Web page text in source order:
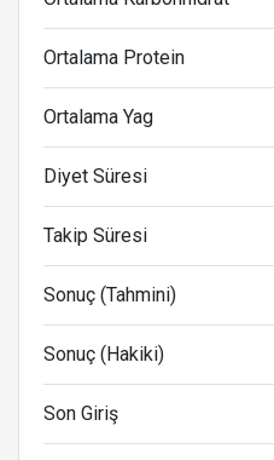
Ortalama Protein
Ortalama Yag
Diyet Süresi
Takip Süresi
Sonuç (Tahmini)
Sonuç (Hakiki)
Son Giriş